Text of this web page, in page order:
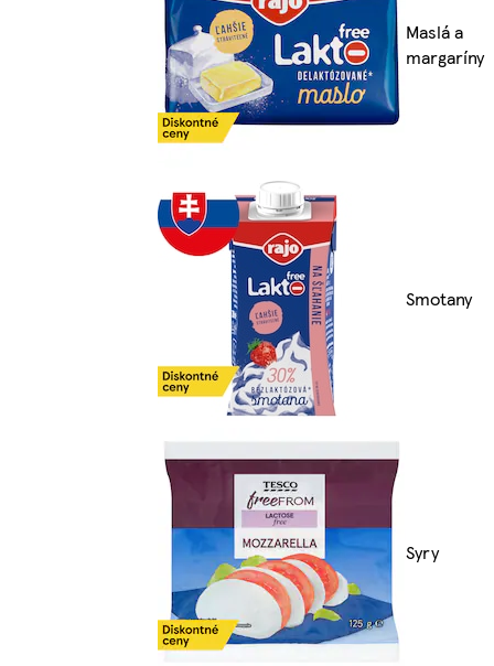
Maslá a
margaríny
Smotany
Syry